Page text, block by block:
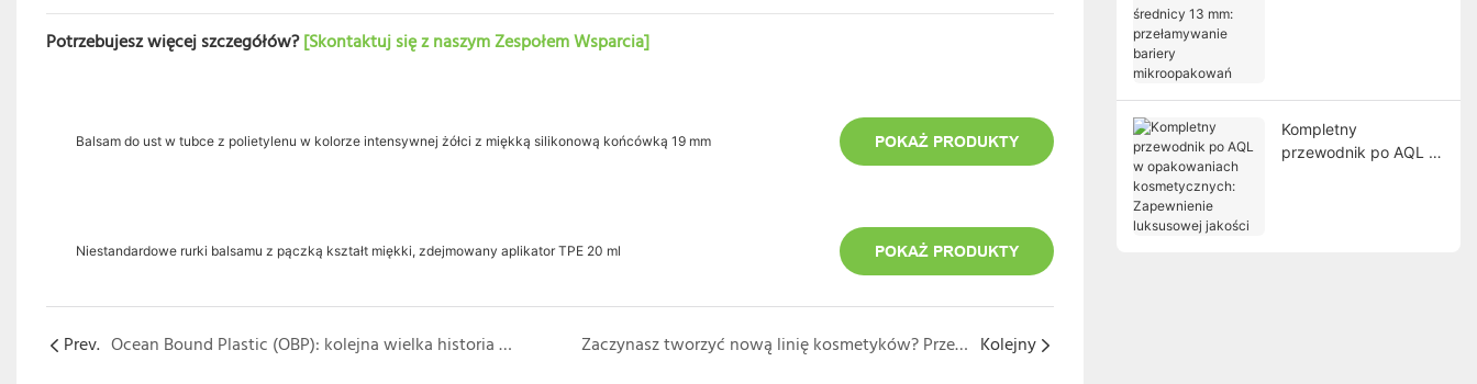
Potrzebujesz więcej szczegółów?[Skontaktuj się z naszym Zespołem Wsparcia]
Balsam do ust w tubce z polietylenu w kolorze intensywnej żółci z miękką silikonową końcówką 19 mm POKAŻ PRODUKTY
Niestandardowe rurki balsamu z pączką kształt miękki, zdejmowany aplikator TPE 20 ml POKAŻ PRODUKTY
Prev. Ocean Bound Plastic (OBP): kolejna wielka historia w dziedzinie zrównoważonych opakowań Zaczynasz tworzyć nową linię kosmetyków? Przeczytaj najpierw. Kolejny
Kompletny
przewodnik po AQL w